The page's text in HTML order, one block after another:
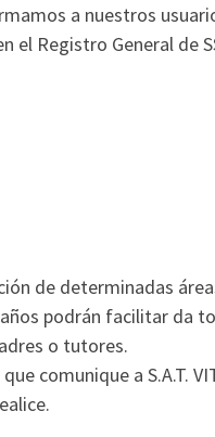
a nuestros
el Registro General de
de determinadas
podrán facilitar da
o tutores.
a S.A.T.